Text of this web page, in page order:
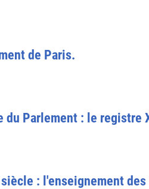
de Paris.
Parlement : le registre
: l'enseignement